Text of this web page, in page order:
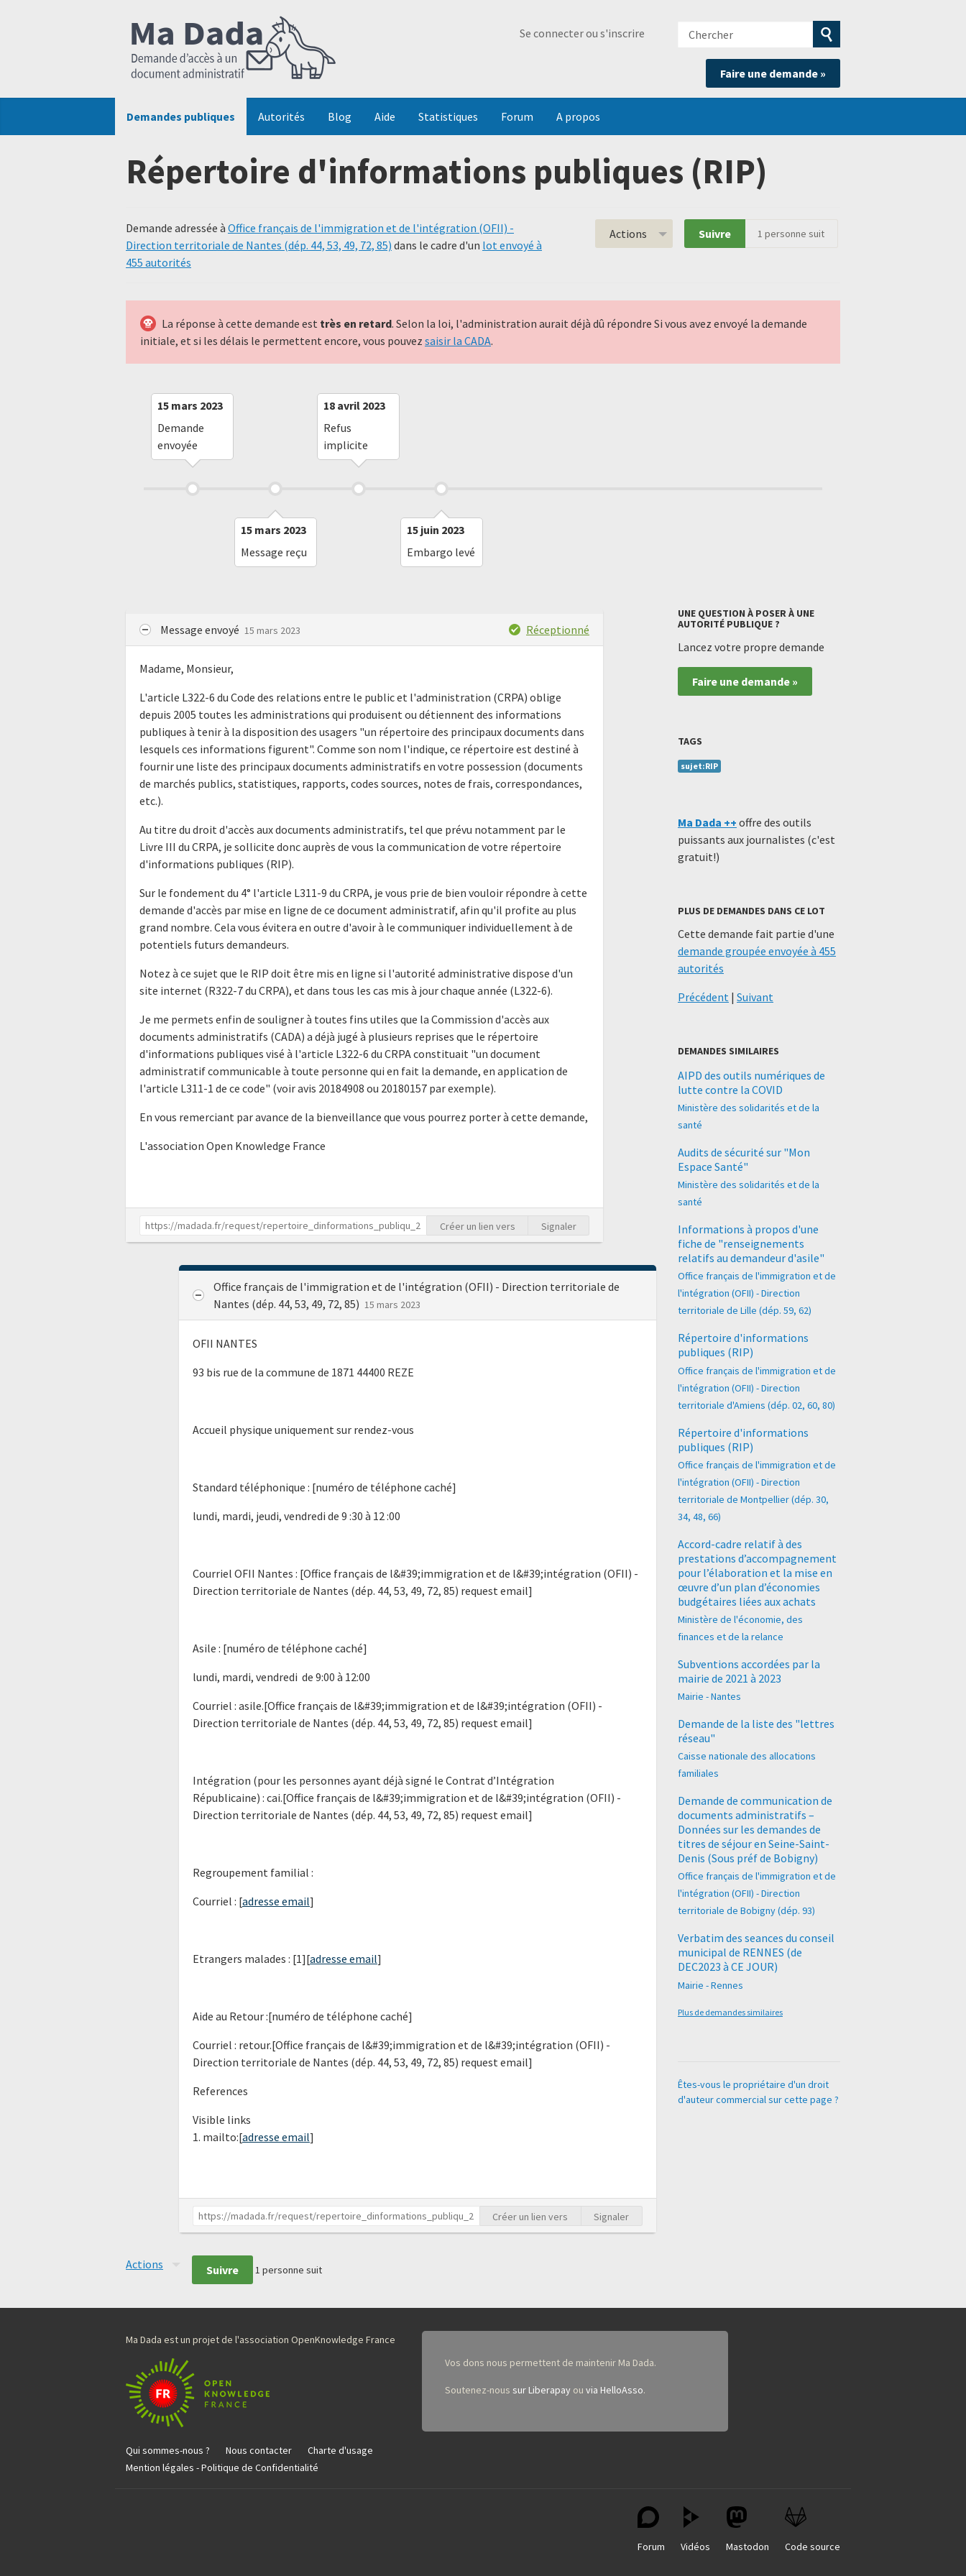
Se connecter ou s'inscrire
Chercher
Soumettre
la
recherche
Faire une demande »
Demandes publiques Autorités Blog Aide Statistiques Forum A propos
Répertoire d'informations publiques (RIP)
Demande adressée à Office français de l'immigration et de l'intégration (OFII) -
Direction territoriale de Nantes (dép. 44, 53, 49, 72, 85) dans le cadre d'un lot envoyé à
455 autorités
Actions Suivre 1 personne suit
La réponse à cette demande est très en retard. Selon la loi, l'administration aurait déjà dû répondre Si vous avez envoyé la demande
initiale, et si les délais le permettent encore, vous pouvez saisir la CADA.
15 mars 2023
Demande
envoyée
15 mars 2023
Message reçu
18 avril 2023
Refus
implicite
15 juin 2023
Embargo levé
Message envoyé 15 mars 2023 Réceptionné
Madame, Monsieur,
L'article L322-6 du Code des relations entre le public et l'administration (CRPA) oblige
depuis 2005 toutes les administrations qui produisent ou détiennent des informations
publiques à tenir à la disposition des usagers "un répertoire des principaux documents dans
lesquels ces informations figurent". Comme son nom l'indique, ce répertoire est destiné à
fournir une liste des principaux documents administratifs en votre possession (documents
de marchés publics, statistiques, rapports, codes sources, notes de frais, correspondances,
etc.).
Au titre du droit d'accès aux documents administratifs, tel que prévu notamment par le
Livre III du CRPA, je sollicite donc auprès de vous la communication de votre répertoire
d'informations publiques (RIP).
Sur le fondement du 4° l'article L311-9 du CRPA, je vous prie de bien vouloir répondre à cette
demande d'accès par mise en ligne de ce document administratif, afin qu'il profite au plus
grand nombre. Cela vous évitera en outre d'avoir à le communiquer individuellement à de
potentiels futurs demandeurs.
Notez à ce sujet que le RIP doit être mis en ligne si l'autorité administrative dispose d'un
site internet (R322-7 du CRPA), et dans tous les cas mis à jour chaque année (L322-6).
Je me permets enfin de souligner à toutes fins utiles que la Commission d'accès aux
documents administratifs (CADA) a déjà jugé à plusieurs reprises que le répertoire
d'informations publiques visé à l'article L322-6 du CRPA constituait "un document
administratif communicable à toute personne qui en fait la demande, en application de
l'article L311-1 de ce code" (voir avis 20184908 ou 20180157 par exemple).
En vous remerciant par avance de la bienveillance que vous pourrez porter à cette demande,
L'association Open Knowledge France
Créer un lien vers Signaler
Office français de l'immigration et de l'intégration (OFII) - Direction territoriale de
Nantes (dép. 44, 53, 49, 72, 85) 15 mars 2023
OFII NANTES
93 bis rue de la commune de 1871 44400 REZE
Accueil physique uniquement sur rendez-vous
Standard téléphonique : [numéro de téléphone caché]
lundi, mardi, jeudi, vendredi de 9 :30 à 12 :00
Courriel OFII Nantes : [Office français de l&#39;immigration et de l&#39;intégration (OFII) -
Direction territoriale de Nantes (dép. 44, 53, 49, 72, 85) request email]
Asile : [numéro de téléphone caché]
lundi, mardi, vendredi de 9:00 à 12:00
Courriel : asile.[Office français de l&#39;immigration et de l&#39;intégration (OFII) -
Direction territoriale de Nantes (dép. 44, 53, 49, 72, 85) request email]
Intégration (pour les personnes ayant déjà signé le Contrat d’Intégration
Républicaine) : cai.[Office français de l&#39;immigration et de l&#39;intégration (OFII) -
Direction territoriale de Nantes (dép. 44, 53, 49, 72, 85) request email]
Regroupement familial :
Courriel : [adresse email]
Etrangers malades : [1][adresse email]
Aide au Retour :[numéro de téléphone caché]
Courriel : retour.[Office français de l&#39;immigration et de l&#39;intégration (OFII) -
Direction territoriale de Nantes (dép. 44, 53, 49, 72, 85) request email]
References
Visible links
1. mailto:[adresse email]
Créer un lien vers Signaler
Actions Suivre 1 personne suit
UNE QUESTION À POSER À UNE
AUTORITÉ PUBLIQUE ?
Lancez votre propre demande
Faire une demande »
TAGS
sujet:RIP
Ma Dada ++ offre des outils
puissants aux journalistes (c'est
gratuit!)
PLUS DE DEMANDES DANS CE LOT
Cette demande fait partie d'une
demande groupée envoyée à 455
autorités
Précédent | Suivant
DEMANDES SIMILAIRES
AIPD des outils numériques de
lutte contre la COVID
Ministère des solidarités et de la
santé
Audits de sécurité sur "Mon
Espace Santé"
Ministère des solidarités et de la
santé
Informations à propos d'une
fiche de "renseignements
relatifs au demandeur d'asile"
Office français de l'immigration et de
l'intégration (OFII) - Direction
territoriale de Lille (dép. 59, 62)
Répertoire d'informations
publiques (RIP)
Office français de l'immigration et de
l'intégration (OFII) - Direction
territoriale d'Amiens (dép. 02, 60, 80)
Répertoire d'informations
publiques (RIP)
Office français de l'immigration et de
l'intégration (OFII) - Direction
territoriale de Montpellier (dép. 30,
34, 48, 66)
Accord-cadre relatif à des
prestations d’accompagnement
pour l’élaboration et la mise en
œuvre d’un plan d’économies
budgétaires liées aux achats
Ministère de l'économie, des
finances et de la relance
Subventions accordées par la
mairie de 2021 à 2023
Mairie - Nantes
Demande de la liste des "lettres
réseau"
Caisse nationale des allocations
familiales
Demande de communication de
documents administratifs –
Données sur les demandes de
titres de séjour en Seine-Saint-
Denis (Sous préf de Bobigny)
Office français de l'immigration et de
l'intégration (OFII) - Direction
territoriale de Bobigny (dép. 93)
Verbatim des seances du conseil
municipal de RENNES (de
DEC2023 à CE JOUR)
Mairie - Rennes
Plus de demandes similaires
Êtes-vous le propriétaire d'un droit
d'auteur commercial sur cette page ?
Ma Dada est un projet de l'association OpenKnowledge France
Qui sommes-nous ? Nous contacter
Charte d'usage
Mention légales - Politique de Confidentialité
Vos dons nous permettent de maintenir Ma Dada.
Soutenez-nous sur Liberapayou via HelloAsso.
Code source
Mastodon
Vidéos
Forum